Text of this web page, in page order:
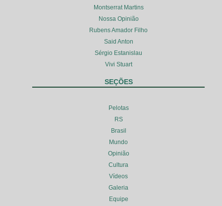
Montserrat Martins
Nossa Opinião
Rubens Amador Filho
Said Anton
Sérgio Estanislau
Vivi Stuart
SEÇÕES
Pelotas
RS
Brasil
Mundo
Opinião
Cultura
Vídeos
Galeria
Equipe